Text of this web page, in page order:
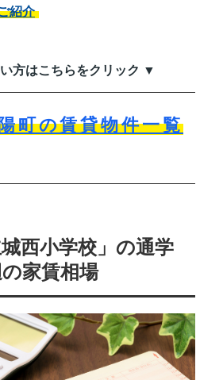
紹介
方はこちらをクリック ▼
町の賃貸物件一覧
城西小学校」の通学
家賃相場